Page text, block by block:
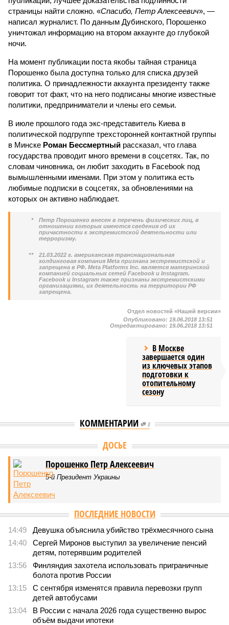
страницы найти сложно. «Спасибо, Петр Алексеевич», —
написал журналист. По данным Дубинского, Порошенко
уничтожал информацию на втором аккаунте до глубокой
ночи.
На момент публикации поста якобы тайная страница
Порошенко была доступна только для списка друзей
политика. О принадлежности аккаунта президенту также
говорит тот факт, что на него подписаны многие известные
политики, предприниматели и члены его семьи.
В июле прошлого года экс-представитель Киева в
политической подгруппе трехсторонней контактной группы
в Минске Роман Бессмертный рассказал, что глава
государства проводит много времени в соцсетях. Так, по
словам чиновника, он любит заходить в Facebook под
вымышленными именами. При этом у политика есть
любимые подписки в соцсетях, за обновлениями на
которых он активно наблюдает.
*
Петр Порошенко внесен в перечень физических лиц, в
отношении которых имеются сведения об их
причастности к экстремистской деятельности или
терроризму.
**
21.03.2022 г. американская транснациональная
холдинговая компания Meta признана экстремистской и
запрещена в РФ. Meta Platforms Inc. является материнской
компанией социальных сетей Facebook и Instagram.
Facebook и Instagram также признаны экстремистскими
организациями, их деятельность на территории РФ
запрещена.
Отдел новостей «Нашей версии»
Опубликовано: 19.06.2018 13:51
Отредактировано: 19.06.2018 13:51
В Москве
завершается один
из ключевых этапов
подготовки к
отопительному
сезону
КОММЕНТАРИИ 0
ДОСЬЕ
Порошенко Петр Алексеевич
5-й Президент Украины
ПОСЛЕДНИЕ НОВОСТИ
14:49
Девушка объяснила убийство трёхмесячного сына
14:40
Сергей Миронов выступил за увеличение пенсий
детям, потерявшим родителей
13:56
Финляндия захотела использовать приграничные
болота против России
13:15
С сентября изменятся правила перевозки групп
детей автобусами
13:04
В России с начала 2026 года существенно вырос
объём выдачи ипотеки